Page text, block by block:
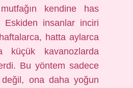
kendine has
Eskiden insanlar inciri
hatta aylarca
küçük kavanozlarda
Bu yöntem sadece
ona daha yoğun